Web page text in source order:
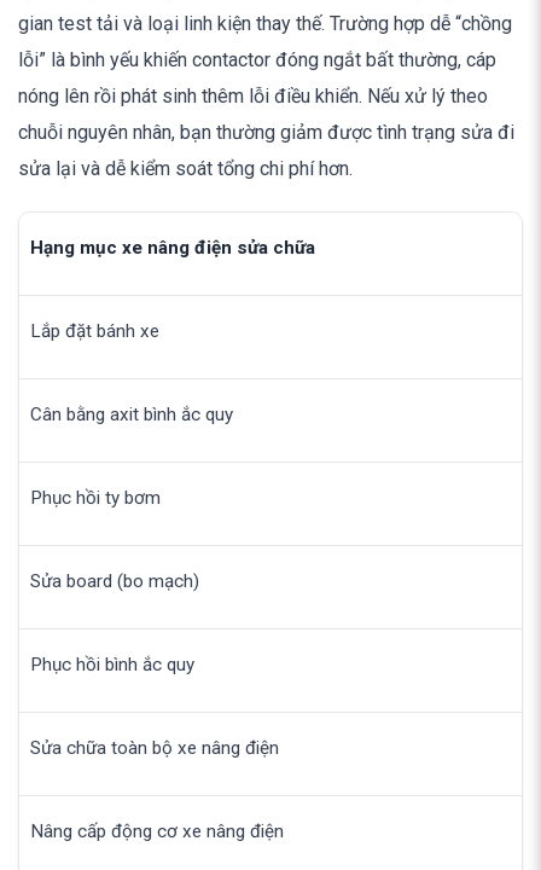
gian test tải và loại linh kiện thay thế. Trường hợp dễ “chồng
lỗi” là bình yếu khiến contactor đóng ngắt bất thường, cáp
nóng lên rồi phát sinh thêm lỗi điều khiển. Nếu xử lý theo
chuỗi nguyên nhân, bạn thường giảm được tình trạng sửa đi
sửa lại và dễ kiểm soát tổng chi phí hơn.
Hạng mục xe nâng điện sửa chữa
Lắp đặt bánh xe
Cân bằng axit bình ắc quy
Phục hồi ty bơm
Sửa board (bo mạch)
Phục hồi bình ắc quy
Sửa chữa toàn bộ xe nâng điện
Nâng cấp động cơ xe nâng điện